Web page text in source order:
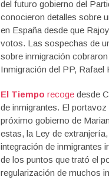
del futuro gobierno del
conocieron detalles sobre
en España desde que
votos. Las sospechas de
sobre inmigración
Inmigración del PP, Rafael
El Tiempo recoge desde
de inmigrantes. El
próximo gobierno de
estas, la Ley de
integración de inmigrantes
de los puntos que trató el
regularización de muchos